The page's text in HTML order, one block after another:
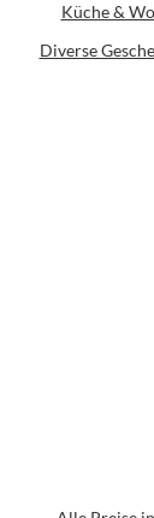
Küche &
Diverse